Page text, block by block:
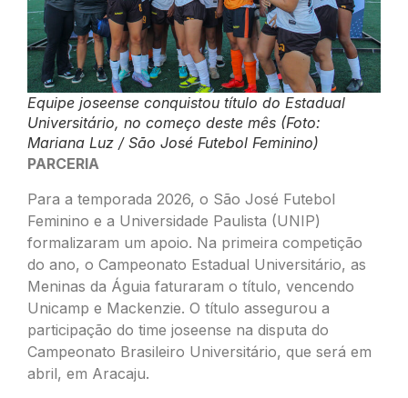
Equipe joseense conquistou título do Estadual
Universitário, no começo deste mês (Foto:
Mariana Luz / São José Futebol Feminino)
PARCERIA
Para a temporada 2026, o São José Futebol
Feminino e a Universidade Paulista (UNIP)
formalizaram um apoio. Na primeira competição
do ano, o Campeonato Estadual Universitário, as
Meninas da Águia faturaram o título, vencendo
Unicamp e Mackenzie. O título assegurou a
participação do time joseense na disputa do
Campeonato Brasileiro Universitário, que será em
abril, em Aracaju.